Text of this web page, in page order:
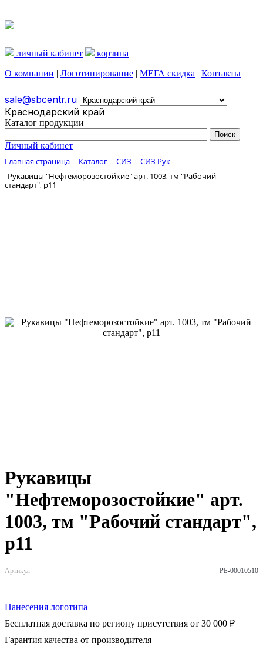
личный кабинет
корзина
О компании | Логотипирование | МЕГА скидка | Контакты
sale@sbcentr.ru
Краснодарский край
Каталог продукции
Личный кабинет
Главная страница Каталог СИЗ
СИЗ Рук
Рукавицы "Нефтеморозостойкие" арт. 1003, тм "Рабочий
стандарт", р11
Рукавицы
"Нефтеморозостойкие" арт.
1003, тм "Рабочий стандарт",
р11
Артикул РБ-00010510
Нанесения логотипа
Бесплатная доставка по региону присутствия от 30 000 ₽
Гарантия качества от производителя